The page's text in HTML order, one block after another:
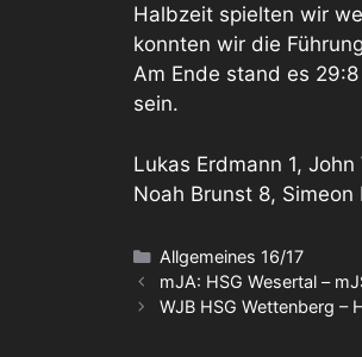
Halbzeit spielten wir
konnten wir die
Am Ende stand es
sein.
Lukas Erdmann 1,
Noah Brunst 8,
Kategorien
Allgemeines 16/17
mJA: HSG Wesertal –
WJB HSG Wettenberg –